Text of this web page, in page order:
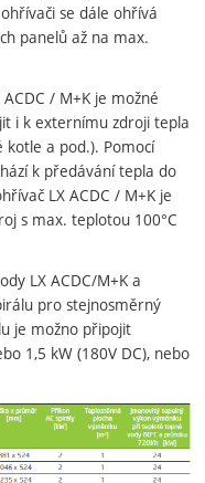
se dále ohřívá
panelů až na max.
/ M+K je možné
i k externímu zdroji tepla
kotle a pod.). Pomocí
k předávání tepla do
LX ACDC / M+K je
s max. teplotou 100°C
LX ACDC/M+K a
pro stejnosměrný
je možno připojit
1,5 kW (180V DC), nebo